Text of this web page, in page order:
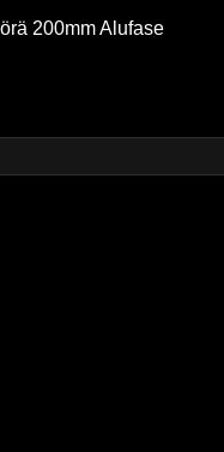
200mm Alufase